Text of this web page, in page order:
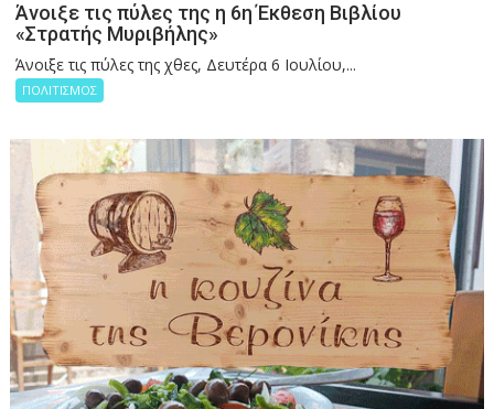
Άνοιξε τις πύλες της η 6η Έκθεση Βιβλίου
«Στρατής Μυριβήλης»
Άνοιξε τις πύλες της χθες, Δευτέρα 6 Ιουλίου,...
ΠΟΛΙΤΙΣΜΟΣ